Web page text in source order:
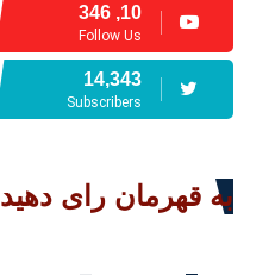
10, 346
Follow Us
14,343
Subscribers
به قهرمان رای دهید